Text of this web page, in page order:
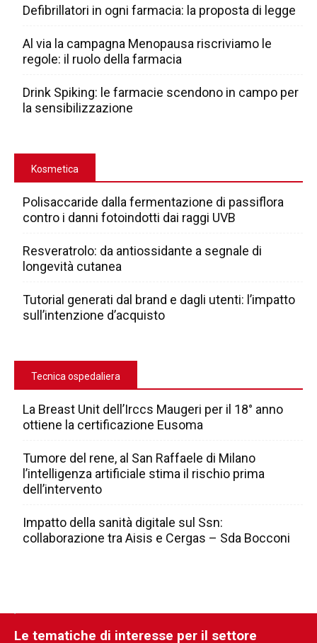
Defibrillatori in ogni farmacia: la proposta di legge
Al via la campagna Menopausa riscriviamo le
regole: il ruolo della farmacia
Drink Spiking: le farmacie scendono in campo per
la sensibilizzazione
Kosmetica
Polisaccaride dalla fermentazione di passiflora
contro i danni fotoindotti dai raggi UVB
Resveratrolo: da antiossidante a segnale di
longevità cutanea
Tutorial generati dal brand e dagli utenti: l’impatto
sull’intenzione d’acquisto
Tecnica ospedaliera
La Breast Unit dell’Irccs Maugeri per il 18° anno
ottiene la certificazione Eusoma
Tumore del rene, al San Raffaele di Milano
l’intelligenza artificiale stima il rischio prima
dell’intervento
Impatto della sanità digitale sul Ssn:
collaborazione tra Aisis e Cergas – Sda Bocconi
Le tematiche di interesse per il settore